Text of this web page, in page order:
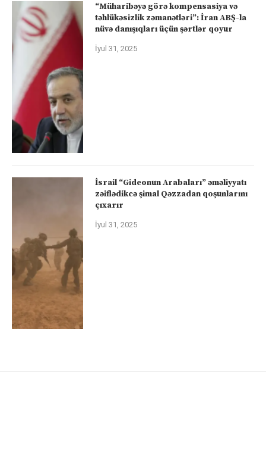
“Müharibəyə görə kompensasiya və
təhlükəsizlik zəmanətləri”: İran ABŞ-la
nüvə danışıqları üçün şərtlər qoyur
İyul 31, 2025
İsrail “Gideonun Arabaları” əməliyyatı
zəiflədikcə şimal Qəzzadan qoşunlarını
çıxarır
İyul 31, 2025